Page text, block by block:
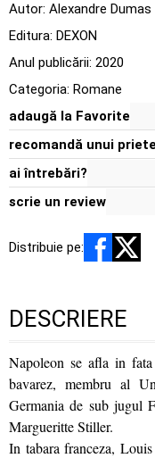
Autor: Alexandre Dumas
Editura: DEXON
Anul publicării: 2020
Categoria: Romane
adaugă la Favorite
recomandă unui
ai întrebări?
scrie un review
Distribuie pe:
DESCRIERE
Napoleon se afla in fata
bavarez, membru al
Germania de sub jugul
Margueritte Stiller.
In tabara franceza,